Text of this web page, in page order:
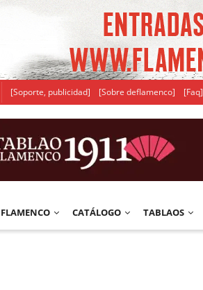
[Soporte, publicidad] [Sobre deflamenco] [Faq]
CATÁLOGO TABLAOS